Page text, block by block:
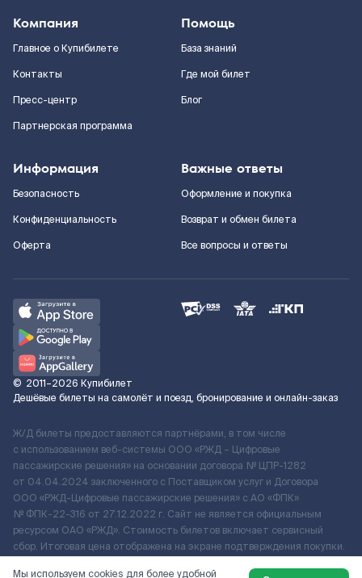
Компания
Главное о Купибилете
Контакты
Пресс-центр
Партнерская программа
Помощь
База знаний
Где мой билет
Блог
Информация
Безопасность
Конфиденциальность
Оферта
Важные ответы
Оформление и покупка
Возврат и обмен билета
Все вопросы и ответы
© 2011–2026 Купибилет
Дешёвые билеты на самолёт и поезд, бронирование и онлайн-заказ
Ж/Д билеты предоставляются партнёрами, в том числе
с использованием веб-системы ООО «РЖД – Цифровые
пассажирские решения» на основании договора № ЦПР-1282
от 04.04.2024 заключенного с Поставщиком услуг и Договора
ООО «РЖД-Цифровые пассажирские решения» c АО «ФПК»
№ ФПК-22-316 от 27.12.2022 г. Сайт не является официальным
ресурсом ОАО «РЖД». Стоимость билетов включает сервисный
сбор. Итоговая цена отображена на экране подтверждения покупки.
Мы используем cookies для более удобной